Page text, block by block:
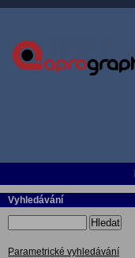
Vyhledávání
Hledat
Parametrické vyhledávání